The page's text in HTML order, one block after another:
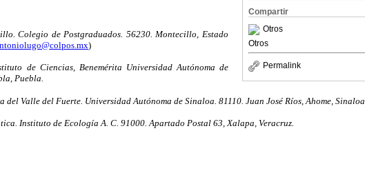
Compartir
Otros
Otros
Permalink
Colegio de Postgraduados. 56230. Montecillo, Estado
)
de Ciencias, Benemérita Universidad Autónoma de
Puebla.
Valle del Fuerte. Universidad Autónoma de Sinaloa. 81110. Juan José Ríos, Ahome, Sinaloa.
Instituto de Ecología A. C. 91000. Apartado Postal 63, Xalapa, Veracruz.